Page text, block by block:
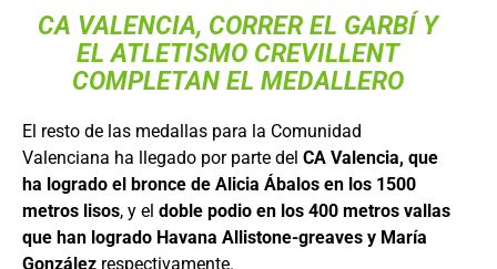
CA VALENCIA, CORRER EL GARBÍ Y
EL ATLETISMO CREVILLENT
COMPLETAN EL MEDALLERO
El resto de las medallas para la Comunidad
Valenciana ha llegado por parte del CA Valencia, que
ha logrado el bronce de Alicia Ábalos en los 1500
metros lisos, y el doble podio en los 400 metros vallas
que han logrado Havana Allistone-greaves y María
González respectivamente.